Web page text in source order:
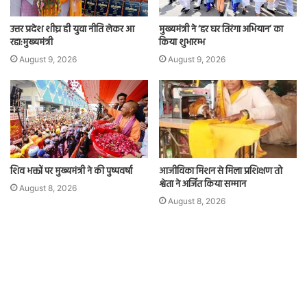
उत्तर प्रदेश शीघ्र ही युवा नीति लेकर आ
रहा:मुख्यमंत्री
August 9, 2026
मुख्यमंत्री ने ‘हर घर तिरंगा अभियान’ का
किया शुभारम्भ
August 9, 2026
शिव भक्तों पर मुख्यमंत्री ने की पुष्पवर्षा
August 8, 2026
आजीविका मिशन से मिला प्रशिक्षण तो
श्वेता ने अर्जित किया सम्मान
August 8, 2026